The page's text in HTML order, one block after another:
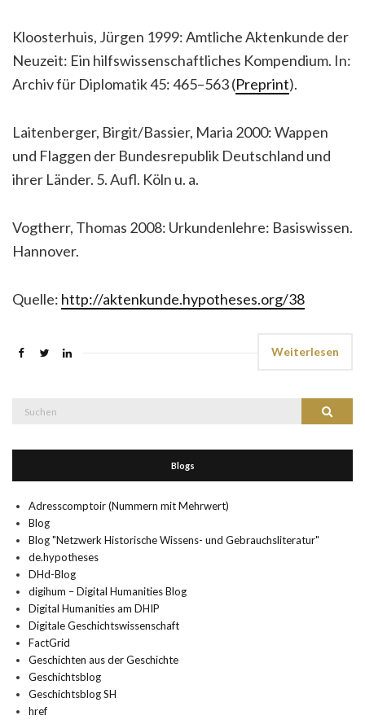
Kloosterhuis, Jürgen 1999: Amtliche Aktenkunde der
Neuzeit: Ein hilfswissenschaftliches Kompendium. In:
Archiv für Diplomatik 45: 465–563 (Preprint).
Laitenberger, Birgit/Bassier, Maria 2000: Wappen
und Flaggen der Bundesrepublik Deutschland und
ihrer Länder. 5. Aufl. Köln u. a.
Vogtherr, Thomas 2008: Urkundenlehre: Basiswissen.
Hannover.
Quelle: http://aktenkunde.hypotheses.org/38
Weiterlesen
Suchen
Blogs
Adresscomptoir (Nummern mit Mehrwert)
Blog
Blog "Netzwerk Historische Wissens- und Gebrauchsliteratur"
de.hypotheses
DHd-Blog
digihum – Digital Humanities Blog
Digital Humanities am DHIP
Digitale Geschichtswissenschaft
FactGrid
Geschichten aus der Geschichte
Geschichtsblog
Geschichtsblog SH
href